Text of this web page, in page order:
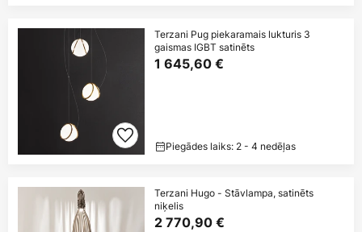
Terzani Pug piekaramais lukturis 3
gaismas IGBT satinēts
1 645,60 €
Piegādes laiks: 2 - 4 nedēļas
Terzani Hugo - Stāvlampa, satinēts
niķelis
2 770,90 €